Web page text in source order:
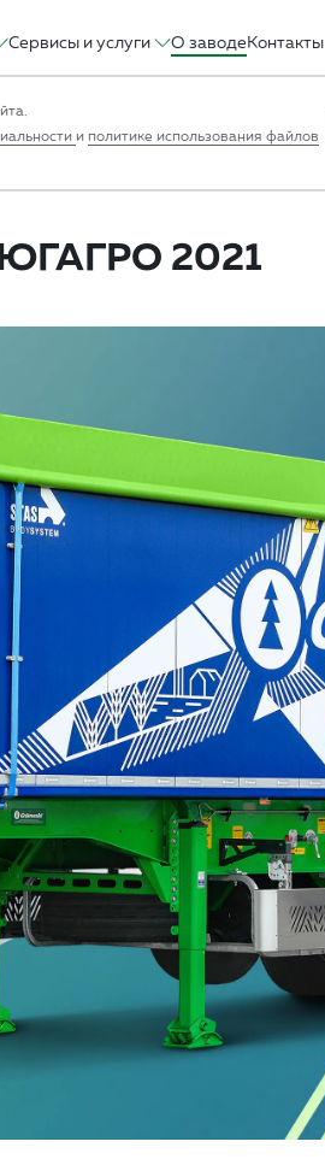
Сервисы и услуги О заводеКонтакты
2021
и политике использования файлов